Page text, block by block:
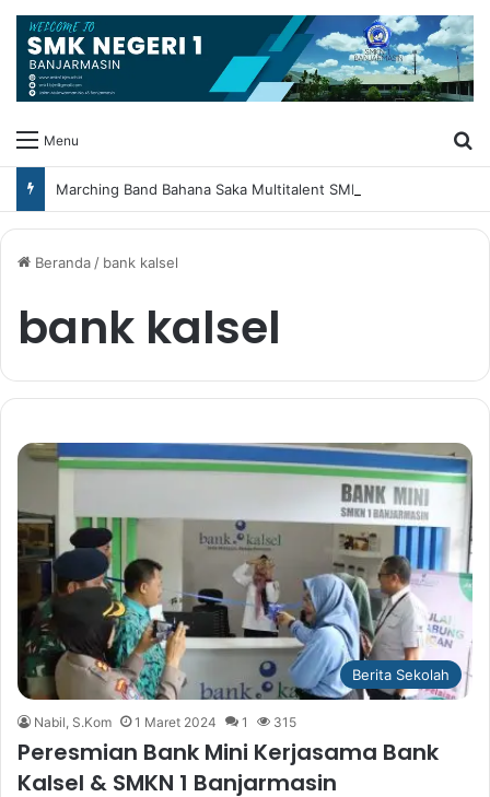
Menu
Beranda/ bank kalsel
bank kalsel
Berita Sekolah
Nabil, S.Kom 1 Maret 2024 1 315
Peresmian Bank Mini Kerjasama Bank
Kalsel & SMKN 1 Banjarmasin